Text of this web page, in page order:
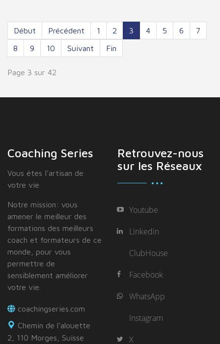
Début Précédent 1 2 3 4 5 6
7
8
9 10 Suivant Fin
Page 3 sur 42
Coaching Series
Vous étes I'artisan de
votre vie
Notre mission: vous
amener le meilleur des
formations des meilleurs
coach et formateurs de ce
monde, pour vous
permettre de
sensiblement améliorer
votre vie.
coachingseries.com
Chemin de l'alouette
2, 110 Morges, Suisse
Retrouvez-nous
sur les Réseaux
Youtube
Linkedin
ClubHouse
Facebook
WhatsApp
Instagram
X